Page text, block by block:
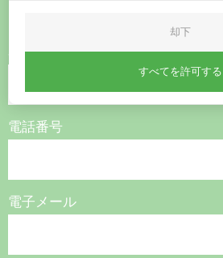
名称
電話番号
電子メール
却下
すべてを許可する